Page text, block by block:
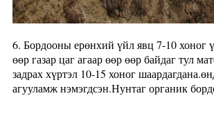
6. Бордооны ерөнхий үйл явц 7-10 хоног
өөр газар цаг агаар өөр өөр байдаг тул
задрах хүртэл 10-15 хоног
агууламж нэмэгдсэн.Нунтаг органик